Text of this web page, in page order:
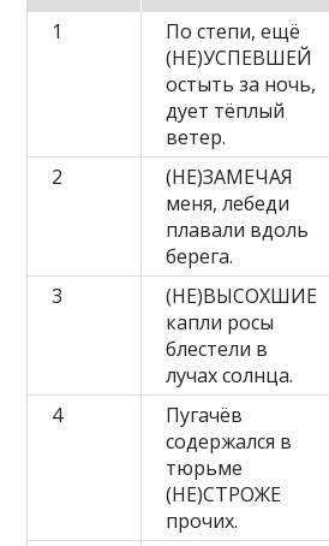
1
По степи, ещё
(НЕ)УСПЕВШЕЙ
остыть за ночь,
дует тёплый
ветер.
2
(НЕ)ЗАМЕЧАЯ
меня, лебеди
плавали вдоль
берега.
3
(НЕ)ВЫСОХШИЕ
капли росы
блестели в
лучах солнца.
4
Пугачёв
содержался в
тюрьме
(НЕ)СТРОЖЕ
прочих.